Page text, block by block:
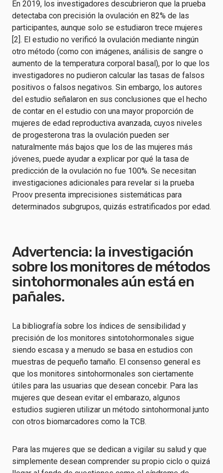
En 2019, los investigadores descubrieron que la prueba
detectaba con precisión la ovulación en 82% de las
participantes, aunque solo se estudiaron trece mujeres
[2]. El estudio no verificó la ovulación mediante ningún
otro método (como con imágenes, análisis de sangre o
aumento de la temperatura corporal basal), por lo que los
investigadores no pudieron calcular las tasas de falsos
positivos o falsos negativos. Sin embargo, los autores
del estudio señalaron en sus conclusiones que el hecho
de contar en el estudio con una mayor proporción de
mujeres de edad reproductiva avanzada, cuyos niveles
de progesterona tras la ovulación pueden ser
naturalmente más bajos que los de las mujeres más
jóvenes, puede ayudar a explicar por qué la tasa de
predicción de la ovulación no fue 100%. Se necesitan
investigaciones adicionales para revelar si la prueba
Proov presenta imprecisiones sistemáticas para
determinados subgrupos, quizás estratificados por edad.
Advertencia: la investigación
sobre los monitores de métodos
sintohormonales aún está en
pañales.
La bibliografía sobre los índices de sensibilidad y
precisión de los monitores sintotohormonales sigue
siendo escasa y a menudo se basa en estudios con
muestras de pequeño tamaño. El consenso general es
que los monitores sintohormonales son ciertamente
útiles para las usuarias que desean concebir. Para las
mujeres que desean evitar el embarazo, algunos
estudios sugieren utilizar un método sintohormonal junto
con otros biomarcadores como la TCB.
Para las mujeres que se dedican a vigilar su salud y que
simplemente desean comprender su propio ciclo o quizá